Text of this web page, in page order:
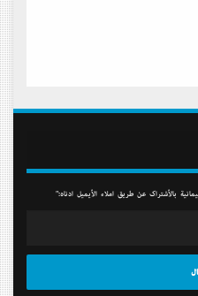
بالأشتراك عن طريق أملاء الأيميل أدناه:"